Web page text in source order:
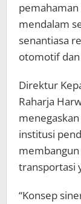
mendalam
senantiasa
otomotif
Direktur
Raharja
institusi
transportasi
“Konsep